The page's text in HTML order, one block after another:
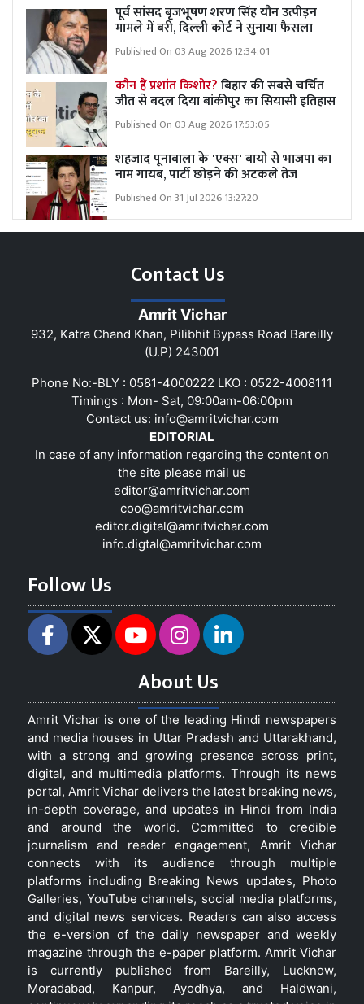
पूर्व सांसद बृजभूषण शरण सिंह यौन उत्पीड़न
मामले में बरी, दिल्ली कोर्ट ने सुनाया फैसला
Published On 03 Aug 2026 12:34:01
कौन हैं प्रशांत किशोर?बिहार की सबसे चर्चित
जीत से बदल दिया बांकीपुर का सियासी इतिहास
Published On 03 Aug 2026 17:53:05
शहजाद पूनावाला के 'एक्स' बायो से भाजपा का
नाम गायब, पार्टी छोड़ने की अटकलें तेज
Published On 31 Jul 2026 13:27:20
Contact Us
Amrit Vichar
932, Katra Chand Khan, Pilibhit Bypass Road Bareilly
(U.P) 243001
Phone No:-BLY : 0581-4000222 LKO : 0522-4008111
Timings : Mon- Sat, 09:00am-06:00pm
Contact us: info@amritvichar.com
EDITORIAL
In case of any information regarding the content on
the site please mail us
editor@amritvichar.com
coo@amritvichar.com
editor.digital@amritvichar.com
info.digtal@amritvichar.com
Follow Us
About Us
Amrit Vichar is one of the leading Hindi newspapers
and media houses in Uttar Pradesh and Uttarakhand,
with a strong and growing presence across print,
digital, and multimedia platforms. Through its news
portal, Amrit Vichar delivers the latest breaking news,
in-depth coverage, and updates in Hindi from India
and around the world. Committed to credible
journalism and reader engagement, Amrit Vichar
connects with its audience through multiple
platforms including Breaking News updates, Photo
Galleries, YouTube channels, social media platforms,
and digital news services. Readers can also access
the e-version of the daily newspaper and weekly
magazine through the e-paper platform. Amrit Vichar
is currently published from Bareilly, Lucknow,
Moradabad, Kanpur, Ayodhya, and Haldwani,